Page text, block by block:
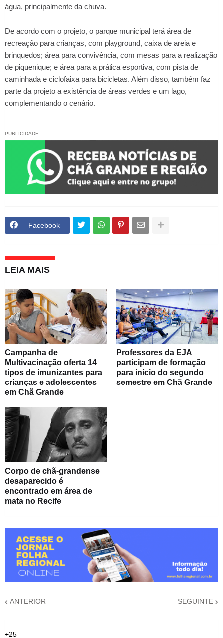
água, principalmente da chuva.
De acordo com o projeto, o parque municipal terá área de
recreação para crianças, com playground, caixa de areia e
brinquedos; área para convivência, com mesas para a realização
de piquenique; e área para a prática esportiva, com pista de
caminhada e ciclofaixa para bicicletas. Além disso, também faz
parte da projeto a existência de áreas verdes e um lago,
complementando o cenário.
PUBLICIDADE
Facebook
LEIA MAIS
Campanha de
Multivacinação oferta 14
tipos de imunizantes para
crianças e adolescentes
em Chã Grande
Professores da EJA
participam de formação
para início do segundo
semestre em Chã Grande
Corpo de chã-grandense
desaparecido é
encontrado em área de
mata no Recife
ANTERIOR SEGUINTE
+25